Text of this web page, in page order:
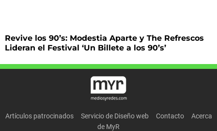
Revive los 90’s: Modestia Aparte y The Refrescos
Lideran el Festival ‘Un Billete a los 90’s’
Artículos patrocinados Servicio de Diseño web Contacto
Acerca
de MyR